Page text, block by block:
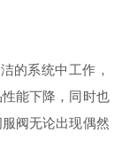
的系统中工作，
能下降，同时也
阀无论出现偶然